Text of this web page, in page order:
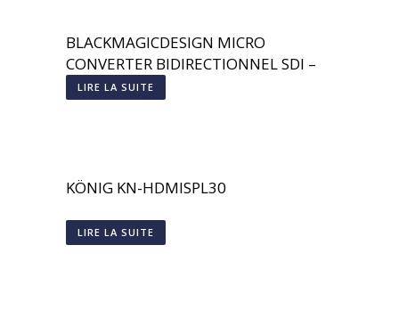
BLACKMAGICDESIGN MICRO
CONVERTER BIDIRECTIONNEL SDI –
HDMI
LIRE LA SUITE
KÖNIG KN-HDMISPL30
LIRE LA SUITE